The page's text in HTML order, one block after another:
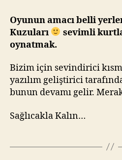
Oyunun amacı belli
Kuzuları
sevimli
oynatmak.
Bizim için sevindirici
yazılım geliştirici
bunun devamı gelir.
Sağlıcakla Kalın…